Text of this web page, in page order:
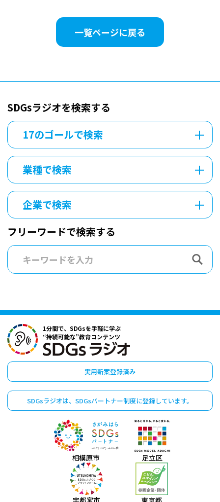
一覧ページに戻る
SDGsラジオを検索する
17のゴールで検索
業種で検索
企業で検索
フリーワードで検索する
1分間で、SDGsを手軽に学ぶ
“持続可能な”教育コンテンツ
実用新案登録済み
SDGsラジオは、 SDGsパートナー制度に登録しています。
相模原市 足立区
宇都宮市 東京都